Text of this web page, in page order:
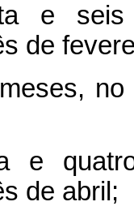
e seis
de
e
de abril;